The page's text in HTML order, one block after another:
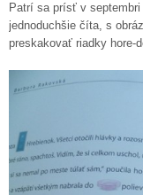
Patrí sa prísť v
jednoduchšie číta, s
preskakovať riadky hore-